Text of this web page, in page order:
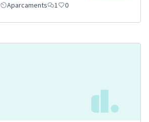
Aparcaments 1 0